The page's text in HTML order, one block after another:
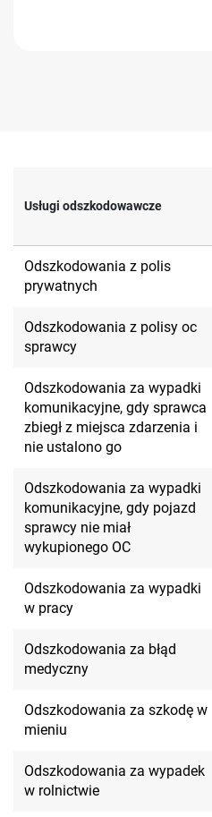
Usługi odszkodowawcze
Odszkodowania z polis
prywatnych
Odszkodowania z polisy oc
sprawcy
Odszkodowania za wypadki
komunikacyjne, gdy sprawca
zbiegł z miejsca zdarzenia i
nie ustalono go
Odszkodowania za wypadki
komunikacyjne, gdy pojazd
sprawcy nie miał
wykupionego OC
Odszkodowania za wypadki
w pracy
Odszkodowania za błąd
medyczny
Odszkodowania za szkodę w
mieniu
Odszkodowania za wypadek
w rolnictwie